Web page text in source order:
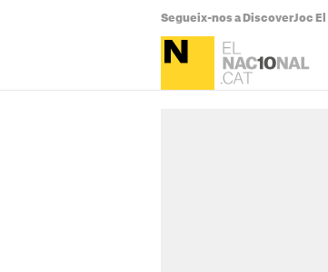
Segueix-nos a DiscoverJoc El